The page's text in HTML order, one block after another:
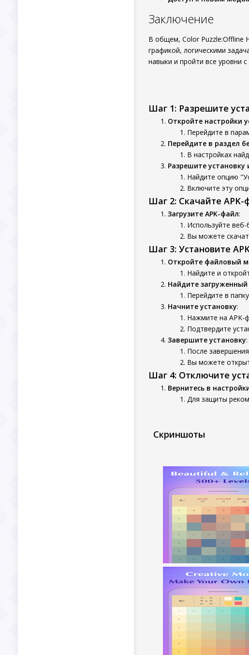
Заключение
В общем, Color Puzzle:Offline
графикой, логическими
навыки и пройти все уровни
Шаг 1: Разрешите
Откройте настройки
Перейдите в
Перейдите в раздел
В настройках
Разрешите установку
Найдите опцию
Включите эту
Шаг 2: Скачайте APK-
Загрузите APK-файл:
Используйте веб-
Вы можете
Шаг 3: Установите
Откройте файловый
Найдите и
Найдите загруженный
Перейдите в
Начните установку:
Нажмите на APK-
Подтвердите
Завершите установку:
После
Вы можете
Шаг 4: Отключите
Вернитесь в
Для защиты
Скриншоты